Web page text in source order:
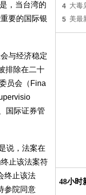
，当台湾的
要的国际银
与经济稳定
排除在二十
员会（Fina
国际证券管
说，法案在
止该法案符
终止该法
参院同意
4 大毒
5 美最
48小时